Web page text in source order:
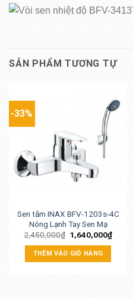
SẢN PHẨM TƯƠNG TỰ
-33%
Sen tắm INAX BFV-1203s-4C
Nóng Lạnh Tay Sen Mạ
2,450,000₫ 1,640,000₫
THÊM VÀO GIỎ HÀNG